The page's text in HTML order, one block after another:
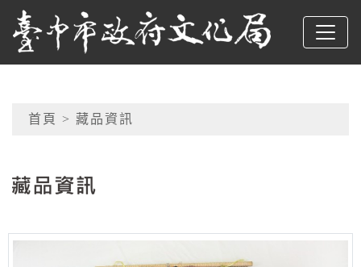
跳到主要內容
臺中市政府文化局
網頁導覽
首頁 > 藏品資訊